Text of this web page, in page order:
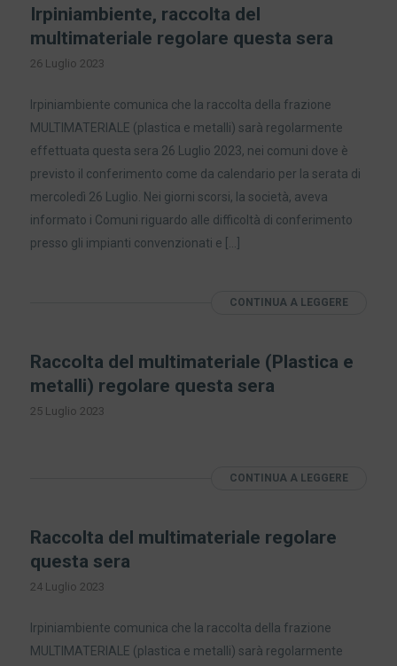
Irpiniambiente, raccolta del
multimateriale regolare questa sera
26 Luglio 2023
Irpiniambiente comunica che la raccolta della frazione
MULTIMATERIALE (plastica e metalli) sarà regolarmente
effettuata questa sera 26 Luglio 2023, nei comuni dove è
previsto il conferimento come da calendario per la serata di
mercoledì 26 Luglio. Nei giorni scorsi, la società, aveva
informato i Comuni riguardo alle difficoltà di conferimento
presso gli impianti convenzionati e […]
CONTINUA A LEGGERE
Raccolta del multimateriale (Plastica e
metalli) regolare questa sera
25 Luglio 2023
CONTINUA A LEGGERE
Raccolta del multimateriale regolare
questa sera
24 Luglio 2023
Irpiniambiente comunica che la raccolta della frazione
MULTIMATERIALE (plastica e metalli) sarà regolarmente